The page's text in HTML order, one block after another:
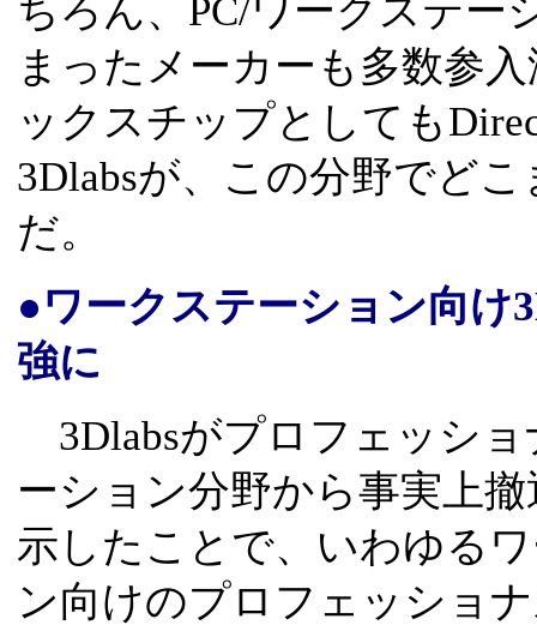
ちろん、PC/ワークステー
まったメーカーも多数参
ックスチップとしても
3Dlabsが、この分野でど
だ。
●ワークステーション向
強に
3Dlabsがプロフェッシ
ーション分野から事実上
示したことで、いわゆる
ン向けのプロフェッショ